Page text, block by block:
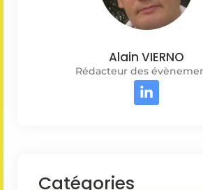
Alain VIERNO
Rédacteur des
Catégories